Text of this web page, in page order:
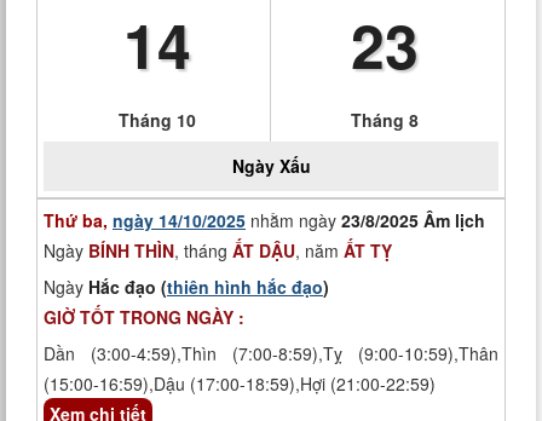
14
Tháng 10
23
Tháng 8
Ngày Xấu
Thứ ba, ngày 14/10/2025 nhằm ngày 23/8/2025 Âm lịch
Ngày BÍNH THÌN, tháng ẤT DẬU, năm ẤT TỴ
Ngày Hắc đạo (thiên hình hắc đạo)
GIỜ TỐT TRONG NGÀY :
Dần (3:00-4:59),Thìn (7:00-8:59),Tỵ (9:00-10:59),Thân
(15:00-16:59),Dậu (17:00-18:59),Hợi (21:00-22:59)
Xem chi tiết